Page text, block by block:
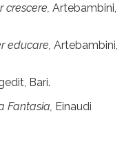
crescere, Artebambini,
educare, Artebambini,
Bari.
Fantasia, Einaudi